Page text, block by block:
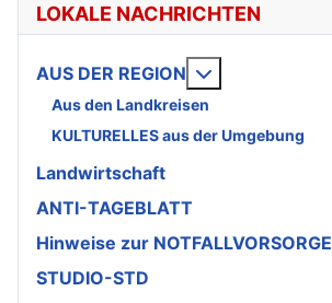
LOKALE NACHRICHTEN
AUS DER REGION
Aus den Landkreisen
KULTURELLES aus der Umgebung
Landwirtschaft
ANTI-TAGEBLATT
Hinweise zur NOTFALLVORSORGE
STUDIO-STD